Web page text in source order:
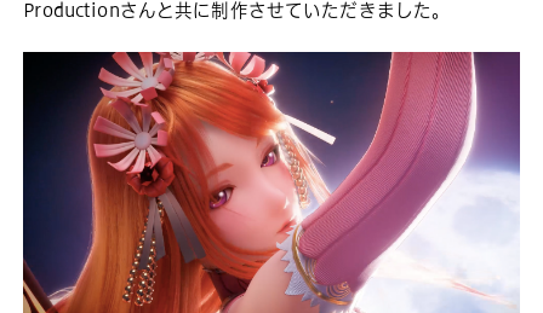
Productionさんと共に制作させていただきました。